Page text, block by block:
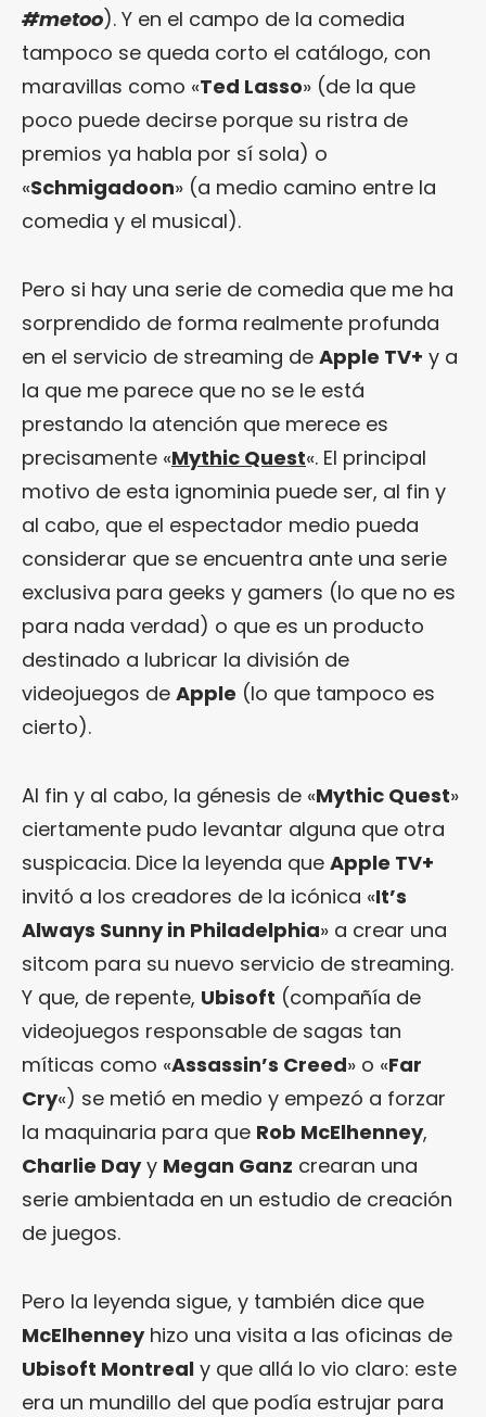
#metoo). Y en el campo de la comedia
tampoco se queda corto el catálogo, con
maravillas como «Ted Lasso» (de la que
poco puede decirse porque su ristra de
premios ya habla por sí sola) o
«Schmigadoon» (a medio camino entre la
comedia y el musical).
Pero si hay una serie de comedia que me ha
sorprendido de forma realmente profunda
en el servicio de streaming de Apple TV+ y a
la que me parece que no se le está
prestando la atención que merece es
precisamente «Mythic Quest«. El principal
motivo de esta ignominia puede ser, al fin y
al cabo, que el espectador medio pueda
considerar que se encuentra ante una serie
exclusiva para geeks y gamers (lo que no es
para nada verdad) o que es un producto
destinado a lubricar la división de
videojuegos de Apple (lo que tampoco es
cierto).
Al fin y al cabo, la génesis de «Mythic Quest»
ciertamente pudo levantar alguna que otra
suspicacia. Dice la leyenda que Apple TV+
invitó a los creadores de la icónica «It’s
Always Sunny in Philadelphia» a crear una
sitcom para su nuevo servicio de streaming.
Y que, de repente, Ubisoft (compañía de
videojuegos responsable de sagas tan
míticas como «Assassin’s Creed» o «Far
Cry«) se metió en medio y empezó a forzar
la maquinaria para que Rob McElhenney,
Charlie Dayy Megan Ganz crearan una
serie ambientada en un estudio de creación
de juegos.
Pero la leyenda sigue, y también dice que
McElhenneyhizo una visita a las oficinas de
Ubisoft Montreal y que allá lo vio claro: este
era un mundillo del que podía estrujar para